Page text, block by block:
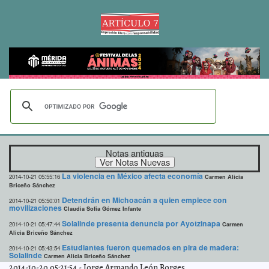
Notas antiguas
2014-10-21 05:55:16 La violencia en México afecta economía Carmen Alicia
Briceño Sánchez
2014-10-21 05:50:01 Detendrán en Michoacán a quien empiece con
movilizaciones Claudia Sofía Gómez Infante
2014-10-21 05:47:44 Solalinde presenta denuncia por Ayotzinapa Carmen
Alicia Briceño Sánchez
2014-10-21 05:43:54 Estudiantes fueron quemados en pira de madera:
Solalinde Carmen Alicia Briceño Sánchez